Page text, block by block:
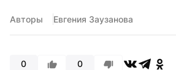
Авторы Евгения Заузанова
0 0